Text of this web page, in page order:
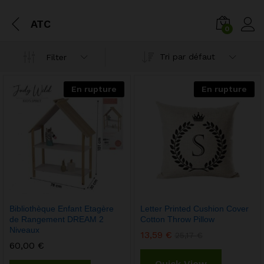
ATC 0
Filter Tri par défaut
En rupture
Bibliothèque Enfant Etagère
de Rangement DREAM 2
Niveaux
60,00 €
En rupture
Letter Printed Cushion Cover
Cotton Throw Pillow
13,59 €